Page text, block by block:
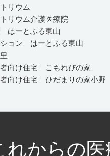
リウム
リウム介護医療院
はーとふる東山
ション はーとふる東山
者向け住宅 こもれびの家
者向け住宅 ひだまりの家小野
れからの医